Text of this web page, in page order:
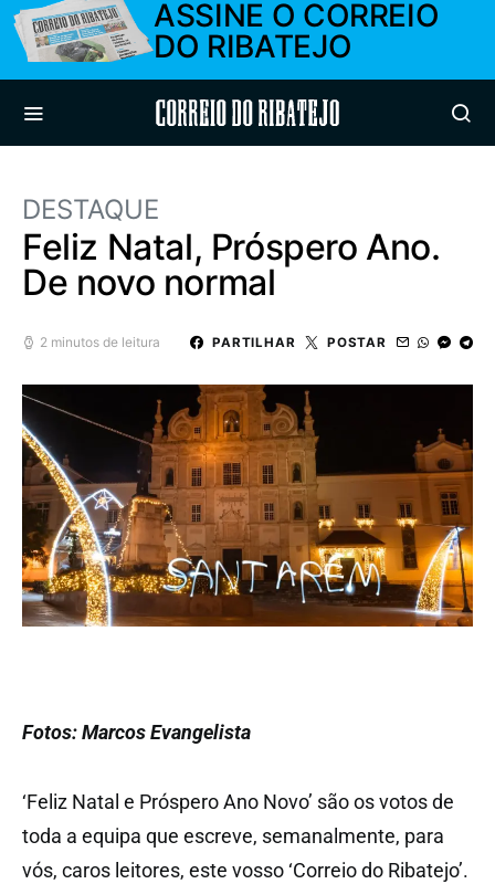
ASSINE O CORREIO
DO RIBATEJO
Correio do Ribatejo
DESTAQUE
Feliz Natal, Próspero Ano.
De novo normal
2 minutos de leitura PARTILHAR POSTAR
Fotos: Marcos Evangelista
‘Feliz Natal e Próspero Ano Novo’ são os votos de
toda a equipa que escreve, semanalmente, para
vós, caros leitores, este vosso ‘Correio do Ribatejo’.